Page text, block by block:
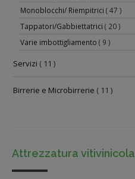
Monoblocchi/ Riempitrici ( 47 )
Tappatori/Gabbiettatrici ( 20 )
Varie imbottigliamento ( 9 )
Servizi ( 11 )
Birrerie e Microbirrerie ( 11 )
Attrezzatura vitivinicola